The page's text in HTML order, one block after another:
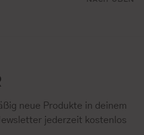
neue Produkte in deinem
jederzeit kostenlos